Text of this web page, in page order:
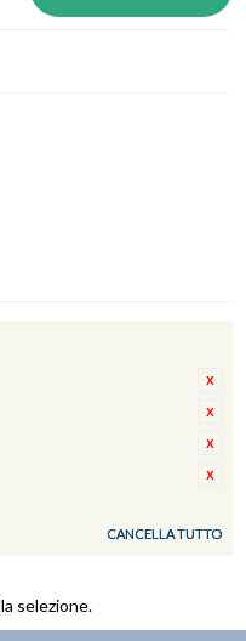
CANCELLA TUTTO
selezione.